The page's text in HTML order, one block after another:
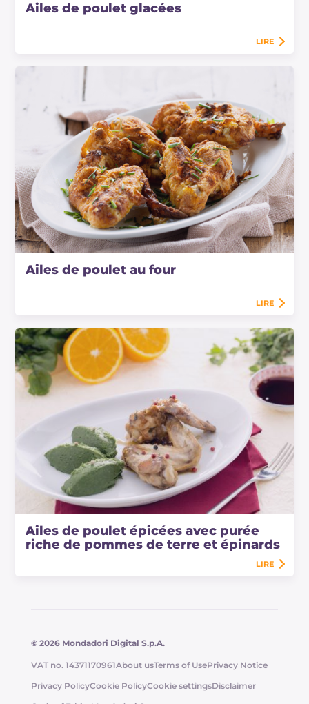
Ailes de poulet glacées
LIRE
Ailes de poulet au four
LIRE
Ailes de poulet épicées avec purée
riche de pommes de terre et épinards
LIRE
© 2026 Mondadori Digital S.p.A.
VAT no. 14371170961About usTerms of UsePrivacy Notice
Privacy PolicyCookie PolicyCookie settingsDisclaimer